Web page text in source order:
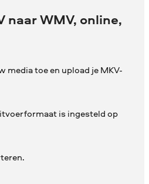
naar WMV, online,
media toe en upload je MKV-
is ingesteld op